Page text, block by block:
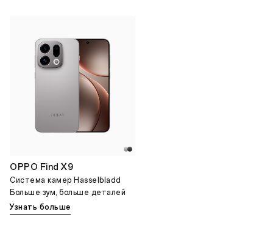
OPPO Find X9
Система камер Hasselbladd
Больше зум, больше деталей
Узнать больше